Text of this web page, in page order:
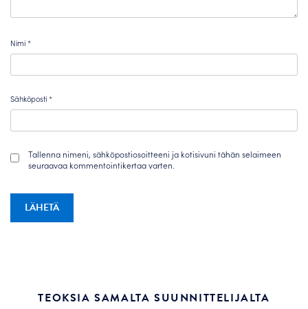
Nimi*
Sähköposti*
Tallenna nimeni, sähköpostiosoitteeni ja kotisivuni tähän selaimeen
seuraavaa kommentointikertaa varten.
TEOKSIA SAMALTA SUUNNITTELIJALTA